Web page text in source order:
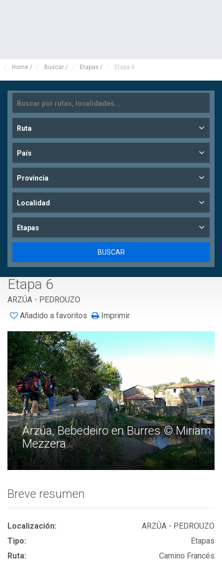
Home / Buscar / Etapas / Etapa 6
Ruta
País
Provincia
Localidad
Etapas
Etapa 6
ARZÚA - PEDROUZO
Añadido a favoritos
Imprimir
Arzúa, Bebedeiro en Burres © Miriam
Mezzera
Breve resumen
Localización:
ARZÚA - PEDROUZO
Tipo:
Etapas
Ruta:
Camino Francés